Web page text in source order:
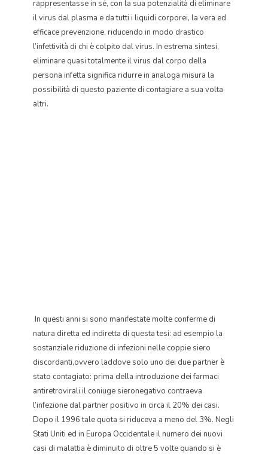
rappresentasse in sé, con la sua potenzialità di eliminare
il virus dal plasma e da tutti i liquidi corporei, la vera ed
efficace prevenzione, riducendo in modo drastico
l’infettività di chi è colpito dal virus. In estrema sintesi,
eliminare quasi totalmente il virus dal corpo della
persona infetta significa ridurre in analoga misura la
possibilità di questo paziente di contagiare a sua volta
altri.
In questi anni si sono manifestate molte conferme di
natura diretta ed indiretta di questa tesi: ad esempio la
sostanziale riduzione di infezioni nelle coppie siero
discordanti,ovvero laddove solo uno dei due partner è
stato contagiato: prima della introduzione dei farmaci
antiretrovirali il coniuge sieronegativo contraeva
l’infezione dal partner positivo in circa il 20% dei casi.
Dopo il 1996 tale quota si riduceva a meno del 3%. Negli
Stati Uniti ed in Europa Occidentale il numero dei nuovi
casi di malattia è diminuito di oltre 5 volte quando si è